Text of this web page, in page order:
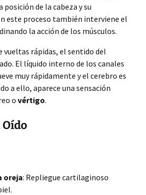
posición de la cabeza y su
este proceso también interviene el
la acción de los músculos.
vueltas rápidas, el sentido del
El líquido interno de los canales
muy rápidamente y el cerebro es
a ello, aparece una sensación
o vértigo.
oreja: Repliegue cartilaginoso